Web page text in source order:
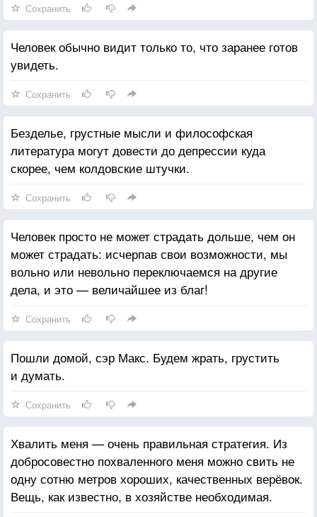
Сохранить
Человек обычно видит только то, что заранее готов
увидеть.
Сохранить
Безделье, грустные мысли и философская
литература могут довести до депрессии куда
скорее, чем колдовские штучки.
Сохранить
Человек просто не может страдать дольше, чем он
может страдать: исчерпав свои возможности, мы
вольно или невольно переключаемся на другие
дела, и это — величайшее из благ!
Сохранить
Пошли домой, сэр Макс. Будем жрать, грустить
и думать.
Сохранить
Хвалить меня — очень правильная стратегия. Из
добросовестно похваленного меня можно свить не
одну сотню метров хороших, качественных верёвок.
Вещь, как известно, в хозяйстве необходимая.